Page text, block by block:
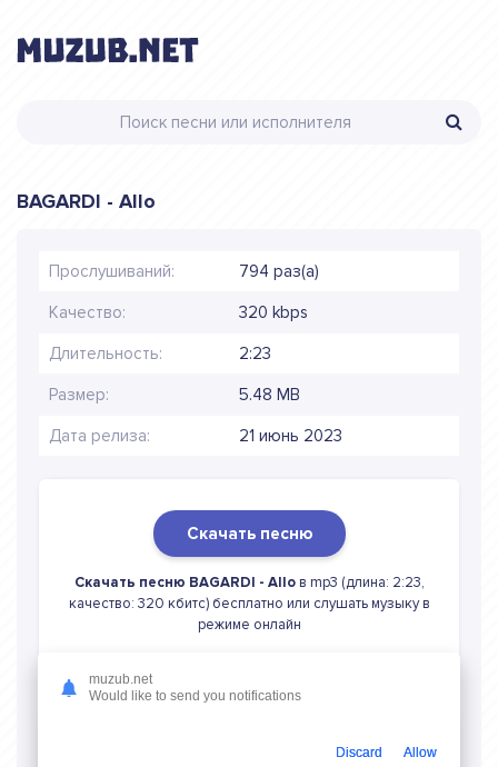
BAGARDI - Allo
Прослушиваний: 794 раз(а)
Качество: 320 kbps
Длительность: 2:23
Размер: 5.48 MB
Дата релиза: 21 июнь 2023
Скачать песню
Скачать песню BAGARDI - Alloв mp3 (длина: 2:23,
качество: 320 кбитс) бесплатно или слушать музыку в
режиме онлайн
Слушать онлайн BAGARDI Allo
muzub.net
Would like to send you notifications
Discard Allow